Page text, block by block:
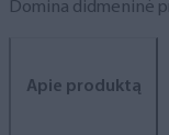
Domina didmeninė
Apie produktą